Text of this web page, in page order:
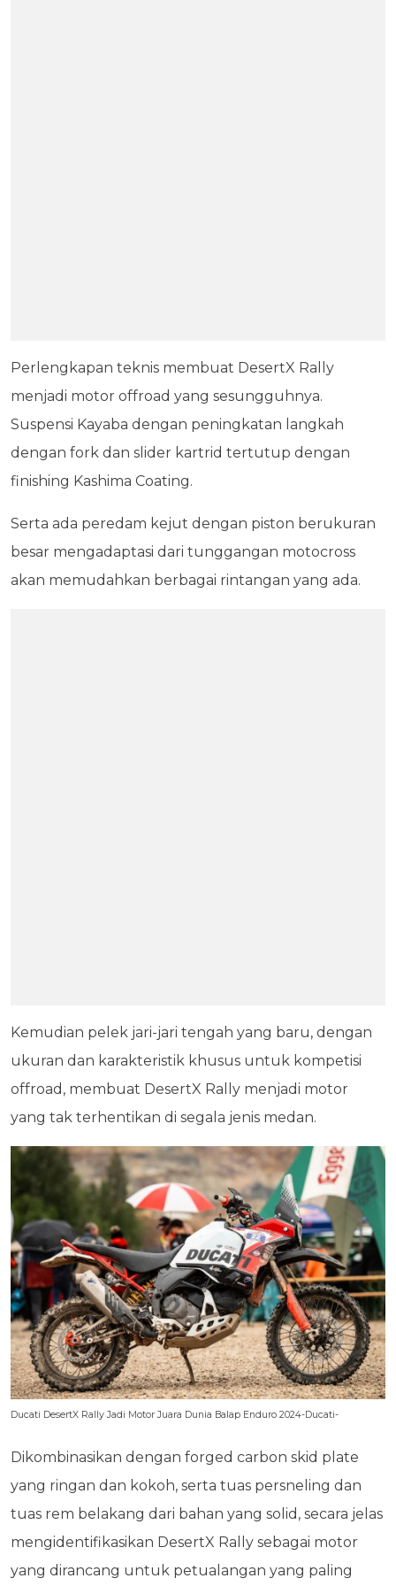
Perlengkapan teknis membuat DesertX Rally
menjadi motor offroad yang sesungguhnya.
Suspensi Kayaba dengan peningkatan langkah
dengan fork dan slider kartrid tertutup dengan
finishing Kashima Coating.
Serta ada peredam kejut dengan piston berukuran
besar mengadaptasi dari tunggangan motocross
akan memudahkan berbagai rintangan yang ada.
Kemudian pelek jari-jari tengah yang baru, dengan
ukuran dan karakteristik khusus untuk kompetisi
offroad, membuat DesertX Rally menjadi motor
yang tak terhentikan di segala jenis medan.
Ducati DesertX Rally Jadi Motor Juara Dunia Balap Enduro 2024-Ducati-
Dikombinasikan dengan forged carbon skid plate
yang ringan dan kokoh, serta tuas persneling dan
tuas rem belakang dari bahan yang solid, secara jelas
mengidentifikasikan DesertX Rally sebagai motor
yang dirancang untuk petualangan yang paling